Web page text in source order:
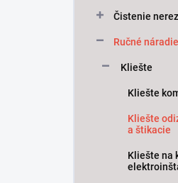
Čistenie
Ručné
Kliešte
Kliešte
Kliešte
a štikacie
Kliešte na